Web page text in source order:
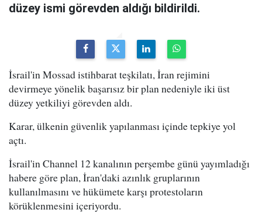
düzey ismi görevden aldığı bildirildi.
İsrail'in Mossad istihbarat teşkilatı, İran rejimini
devirmeye yönelik başarısız bir plan nedeniyle iki üst
düzey yetkiliyi görevden aldı.
Karar, ülkenin güvenlik yapılanması içinde tepkiye yol
açtı.
İsrail'in Channel 12 kanalının perşembe günü yayımladığı
habere göre plan, İran'daki azınlık gruplarının
kullanılmasını ve hükümete karşı protestoların
körüklenmesini içeriyordu.